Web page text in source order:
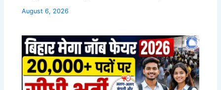
August 6, 2026